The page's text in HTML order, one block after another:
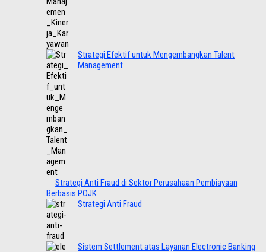
Strategi Efektif untuk Mengembangkan Talent
Management
Strategi Anti Fraud di Sektor Perusahaan Pembiayaan
Berbasis POJK
Strategi Anti Fraud
Sistem Settlement atas Layanan Electronic Banking